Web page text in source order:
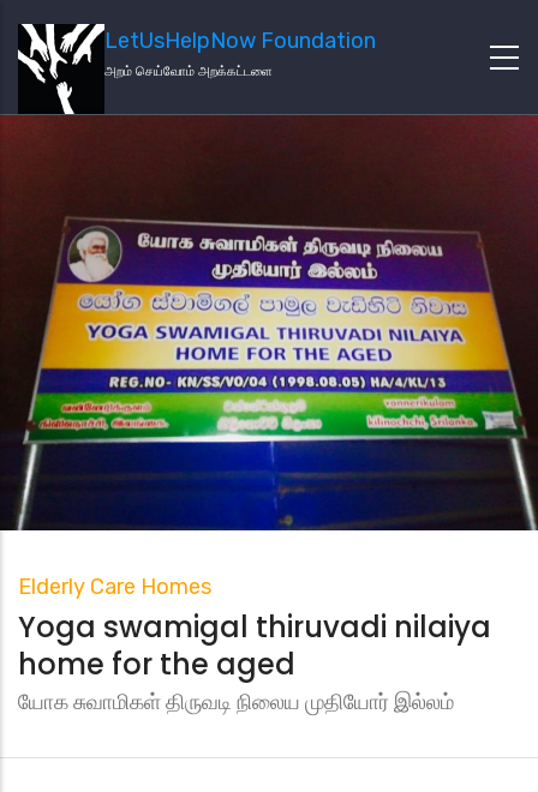
LetUsHelpNow Foundation
அறம் செய்வோம் அறக்கட்டளை
Elderly Care Homes
Yoga swamigal thiruvadi nilaiya
home for the aged
யோக சுவாமிகள் திருவடி நிலைய முதியோர் இல்லம்